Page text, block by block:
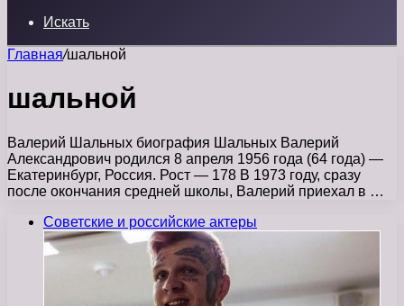
Искать
Главная/шальной
шальной
Валерий Шальных биография Шальных Валерий
Александрович родился 8 апреля 1956 года (64 года) —
Екатеринбург, Россия. Рост — 178 В 1973 году, сразу
после окончания средней школы, Валерий приехал в …
Советские и российские актеры